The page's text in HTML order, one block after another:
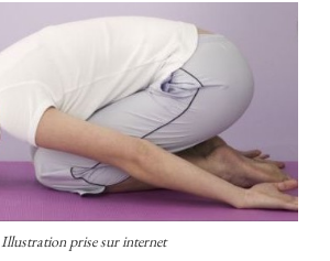
Illustration prise sur internet